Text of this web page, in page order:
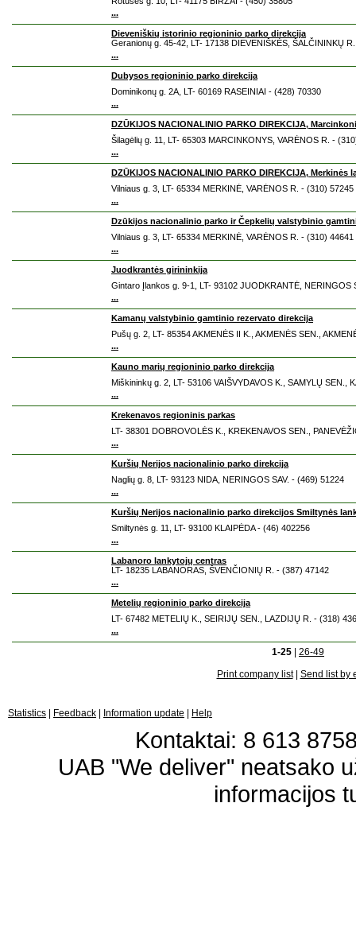
...
Dieveniškių istorinio regioninio parko direkcija
Geranionų g. 45-42, LT- 17138 DIEVENIŠKĖS, ŠALČININKŲ
...
Dubysos regioninio parko direkcija
Dominikonų g. 2A, LT- 60169 RASEINIAI - (428) 70330
...
DZŪKIJOS NACIONALINIO PARKO DIREKCIJA,
Šilagėlių g. 11, LT- 65303 MARCINKONYS, VARĖNOS R. -
...
DZŪKIJOS NACIONALINIO PARKO DIREKCIJA, Merkinės
Vilniaus g. 3, LT- 65334 MERKINĖ, VARĖNOS R. - (310) 57245
...
Dzūkijos nacionalinio parko ir Čepkelių valstybinio
Vilniaus g. 3, LT- 65334 MERKINĖ, VARĖNOS R. - (310) 44641
...
Juodkrantės girininkija
Gintaro Įlankos g. 9-1, LT- 93102 JUODKRANTĖ, NERINGOS
...
Kamanų valstybinio gamtinio rezervato direkcija
Pušų g. 2, LT- 85354 AKMENĖS II K., AKMENĖS SEN.,
...
Kauno marių regioninio parko direkcija
Miškininkų g. 2, LT- 53106 VAIŠVYDAVOS K., SAMYLŲ SEN.,
...
Krekenavos regioninis parkas
LT- 38301 DOBROVOLĖS K., KREKENAVOS SEN.,
...
Kuršių Nerijos nacionalinio parko direkcija
Naglių g. 8, LT- 93123 NIDA, NERINGOS SAV. - (469) 51224
...
Kuršių Nerijos nacionalinio parko direkcijos Smiltynės
Smiltynės g. 11, LT- 93100 KLAIPĖDA - (46) 402256
...
Labanoro lankytojų centras
LT- 18235 LABANORAS, ŠVENČIONIŲ R. - (387) 47142
...
Metelių regioninio parko direkcija
LT- 67482 METELIŲ K., SEIRIJŲ SEN., LAZDIJŲ R. - (318)
...
1-25
26-49
Print company list| Send list by
Statistics Feedback Information update Help
Kontaktai: 8 613
UAB "We deliver" neatsako
informacijos